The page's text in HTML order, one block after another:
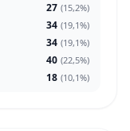
27 (15,2%)
34 (19,1%)
34 (19,1%)
40 (22,5%)
18 (10,1%)